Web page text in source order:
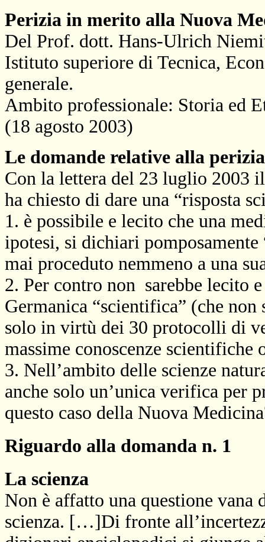
Perizia in merito alla Nuova
Del Prof. dott. Hans-Ulrich
Istituto superiore di Tecnica,
generale.
Ambito professionale: Storia ed
(18 agosto 2003)
Le domande relative alla perizia
Con la lettera del 23 luglio 2003
ha chiesto di dare una “risposta
1. è possibile e lecito che una
ipotesi, si dichiari pomposamente
mai proceduto nemmeno a una
2. Per contro non sarebbe lecito
Germanica “scientifica” (che non
solo in virtù dei 30 protocolli di
massime conoscenze scientifiche
3. Nell’ambito delle scienze
anche solo un’unica verifica per
questo caso della Nuova
Riguardo alla domanda n. 1
La scienza
Non è affatto una questione vana
scienza. […]Di fronte